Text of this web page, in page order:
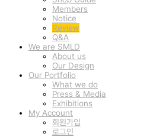
Members
Notice
Review
Q&A
We are SMLD
About us
Our Design
Our Portfolio
What we do
Press & Media
Exhibitions
My Account
회원가입
로그인